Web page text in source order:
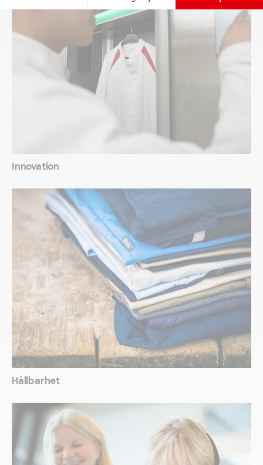
Innovation
Hållbarhet